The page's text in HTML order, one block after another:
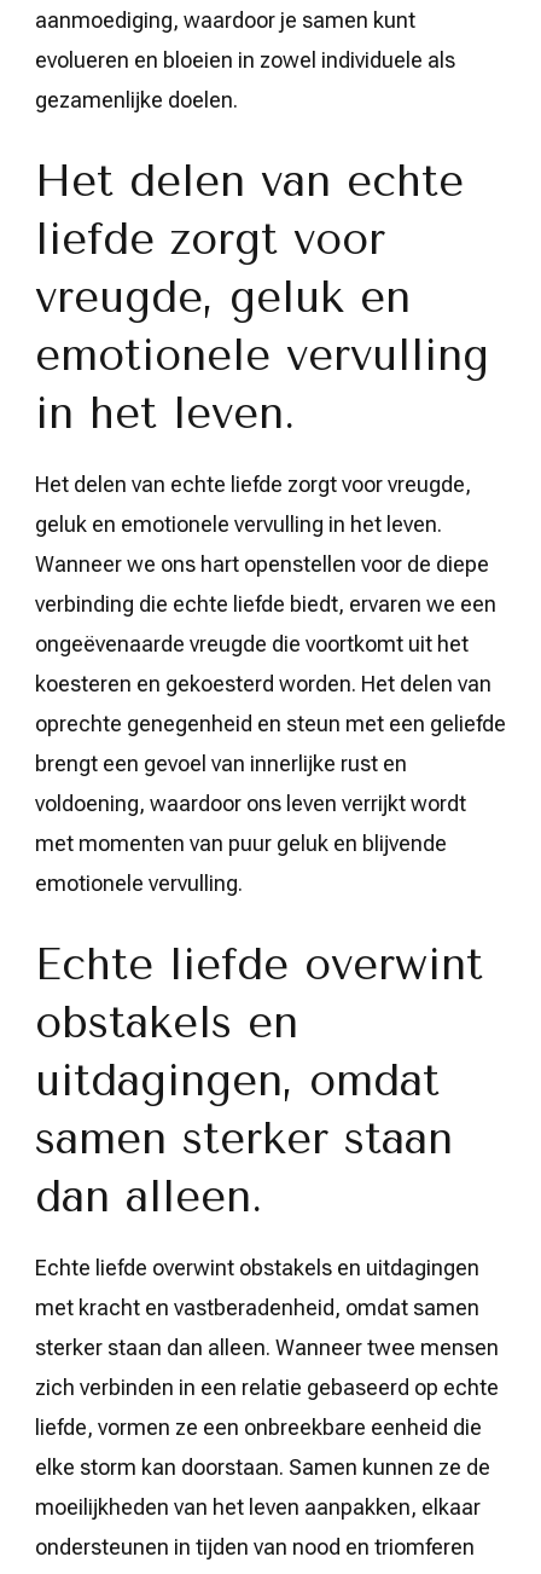
aanmoediging, waardoor je samen kunt
evolueren en bloeien in zowel individuele als
gezamenlijke doelen.
Het delen van echte
liefde zorgt voor
vreugde, geluk en
emotionele vervulling
in het leven.
Het delen van echte liefde zorgt voor vreugde,
geluk en emotionele vervulling in het leven.
Wanneer we ons hart openstellen voor de diepe
verbinding die echte liefde biedt, ervaren we een
ongeëvenaarde vreugde die voortkomt uit het
koesteren en gekoesterd worden. Het delen van
oprechte genegenheid en steun met een geliefde
brengt een gevoel van innerlijke rust en
voldoening, waardoor ons leven verrijkt wordt
met momenten van puur geluk en blijvende
emotionele vervulling.
Echte liefde overwint
obstakels en
uitdagingen, omdat
samen sterker staan
dan alleen.
Echte liefde overwint obstakels en uitdagingen
met kracht en vastberadenheid, omdat samen
sterker staan dan alleen. Wanneer twee mensen
zich verbinden in een relatie gebaseerd op echte
liefde, vormen ze een onbreekbare eenheid die
elke storm kan doorstaan. Samen kunnen ze de
moeilijkheden van het leven aanpakken, elkaar
ondersteunen in tijden van nood en triomferen